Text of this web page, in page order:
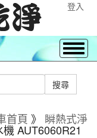
登入
首頁 》 瞬熱式淨
AUT6060R21